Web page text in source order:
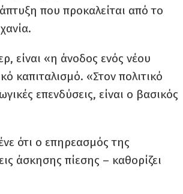
που προκαλείται από το
είναι «η άνοδος ενός νέου
καπιταλισμό. «Στον πολιτικό
επενδύσεις, είναι ο βασικός
ότι ο επηρεασμός της
άσκησης πίεσης – καθορίζει